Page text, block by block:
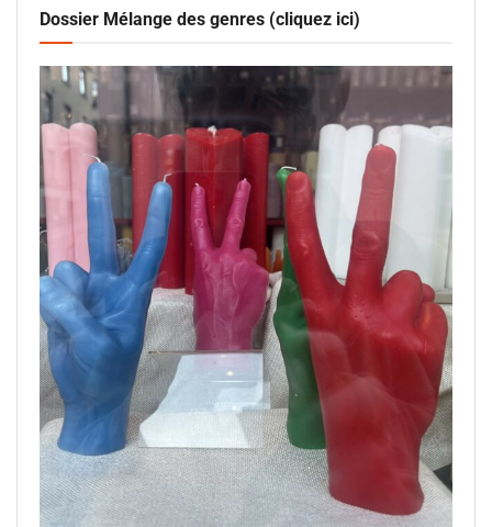
Dossier Mélange des genres (cliquez ici)